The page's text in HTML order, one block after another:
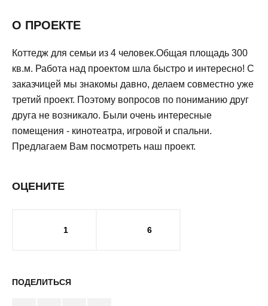
О ПРОЕКТЕ
Коттедж для семьи из 4 человек.Общая площадь 300
кв.м. Работа над проектом шла быстро и интересно! С
заказчицей мы знакомы давно, делаем совместно уже
третий проект. Поэтому вопросов по пониманию друг
друга не возникало. Были очень интересные
помещения - кинотеатра, игровой и спальни.
Предлагаем Вам посмотреть наш проект.
ОЦЕНИТЕ
1 6
ПОДЕЛИТЬСЯ